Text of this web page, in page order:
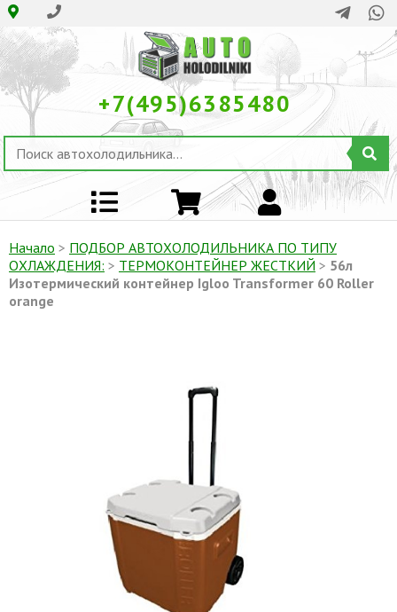
+7(495)6385480
Начало > ПОДБОР АВТОХОЛОДИЛЬНИКА ПО ТИПУ
ОХЛАЖДЕНИЯ: > ТЕРМОКОНТЕЙНЕР ЖЕСТКИЙ > 56л
Изотермический контейнер Igloo Transformer 60 Roller
orange